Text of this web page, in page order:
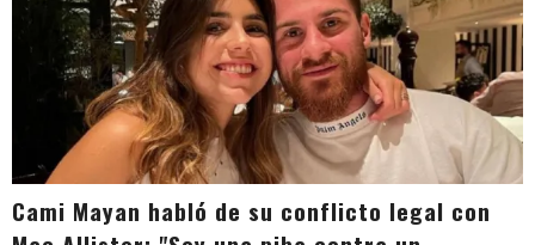
Cami Mayan habló de su conflicto legal con